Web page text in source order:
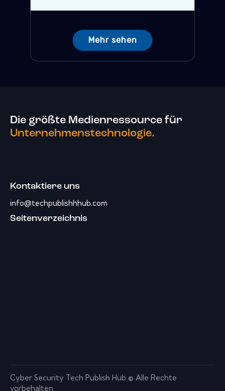
Mehr sehen
Die größte Medienressource für
Unternehmenstechnologie.
Kontaktiere uns
info@techpublishhhub.com
Seitenverzeichnis
Cyber ​​Security Tech Publish Hub © Alle Rechte
vorbehalten.